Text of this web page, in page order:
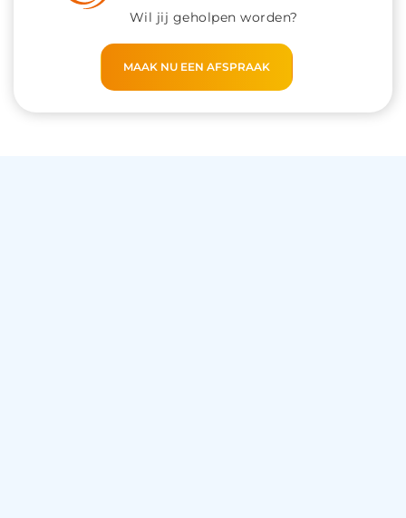
Wil jij geholpen worden?
MAAK NU EEN AFSPRAAK